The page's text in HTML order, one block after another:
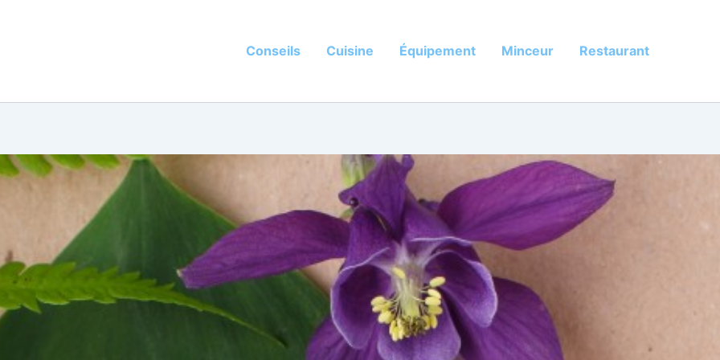
Conseils Cuisine Équipement Minceur Restaurant